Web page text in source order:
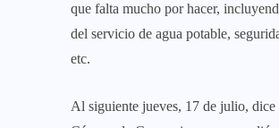
que falta mucho por hacer,
del servicio de agua potable,
etc.
Al siguiente jueves, 17 de julio, dice